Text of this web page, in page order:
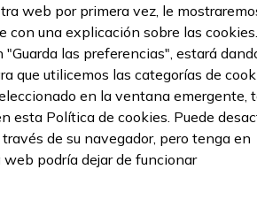
web por primera vez, le
con una explicación sobre las
las preferencias", estará
que utilicemos las categorías de
en la ventana emergente,
esta Política de cookies. Puede
de su navegador, pero tenga en
podría dejar de funcionar